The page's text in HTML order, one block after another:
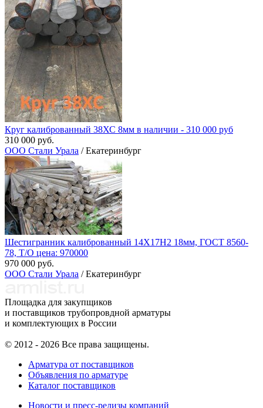
Круг калиброванный 38ХС 8мм в наличии - 310 000 руб
310 000 руб.
ООО Стали Урала / Екатеринбург
Шестигранник калиброванный 14Х17Н2 18мм, ГОСТ 8560-
78, Т/О цена: 970000
970 000 руб.
ООО Стали Урала / Екатеринбург
Площадка для закупщиков
и поставщиков трубопровдной арматуры
и комплектующих в России
© 2012 - 2026 Все права защищены.
Арматура от поставщиков
Объявления по арматуре
Каталог поставщиков
Новости и пресс-релизы компаний